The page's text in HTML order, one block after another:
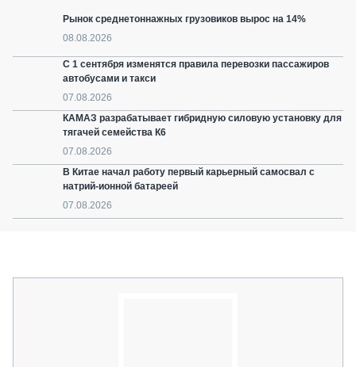
Рынок среднетоннажных грузовиков вырос на 14%
08.08.2026
С 1 сентября изменятся правила перевозки пассажиров
автобусами и такси
07.08.2026
КАМАЗ разрабатывает гибридную силовую установку для
тягачей семейства К6
07.08.2026
В Китае начал работу первый карьерный самосвал с
натрий-ионной батареей
07.08.2026